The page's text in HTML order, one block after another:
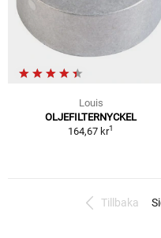
Louis
OLJEFILTERNYCKEL
164,67 kr1
Tillbaka